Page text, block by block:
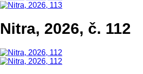
Nitra, 2026, č. 112